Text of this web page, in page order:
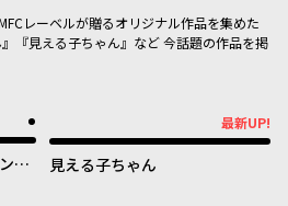
レーベルが贈るオリジナル作品を集めた
『見える子ちゃん』など 今話題の作品を掲
が
最新UP!
見える子ちゃん